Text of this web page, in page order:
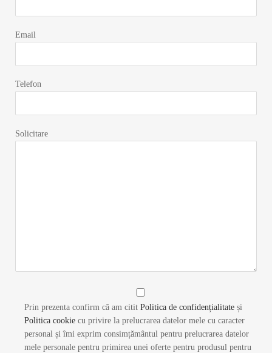
Email
Telefon
Solicitare
Prin prezenta confirm că am citit Politica de confidențialitate și
Politica cookie cu privire la prelucrarea datelor mele cu caracter
personal și îmi exprim consimțământul pentru prelucrarea datelor
mele personale pentru primirea unei oferte pentru produsul pentru